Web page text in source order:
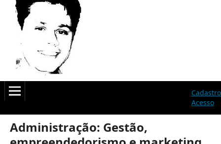
Cadastro
Acesso
Administração: Gestão,